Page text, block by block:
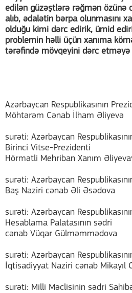
edilən güzəştlərə rəğmən özünə
alıb, ədalətin bərpa olunmasını
olduğu kimi dərc edirik, ümid
problemin həlli üçün xanıma
tərəfində mövqeyini dərc etməyə
Azərbaycan Respublikasının
Möhtərəm Cənab İlham Əliyevə
surəti: Azərbaycan
Birinci Vitse-Prezidenti
Hörmətli Mehriban Xanım
surəti: Azərbaycan
Baş Naziri cənab Əli Əsədova
surəti: Azərbaycan
Hesablama Palatasının sədri
cənab Vüqar Gülməmmədova
surəti: Azərbaycan
İqtisadiyyat Naziri cənab Mikayıl
surəti: Milli Məclisinin sədri